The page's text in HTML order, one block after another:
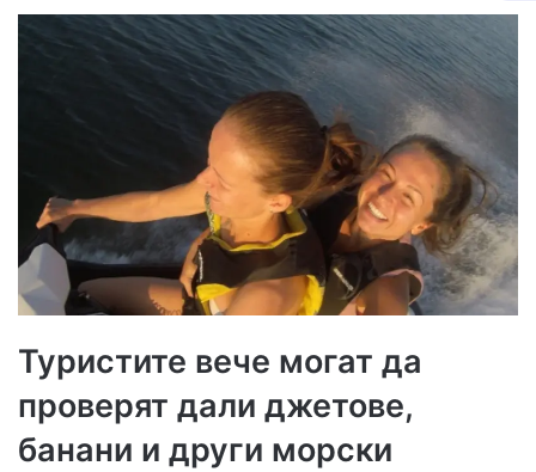
Туристите вече могат да
проверят дали джетове,
банани и други морски